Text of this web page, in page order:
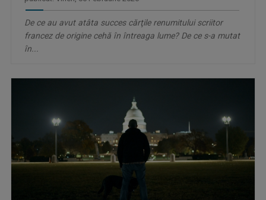
De ce au avut atâta succes cărţile renumitului scriitor
francez de origine cehă în întreaga lume? De ce s-a mutat
în...